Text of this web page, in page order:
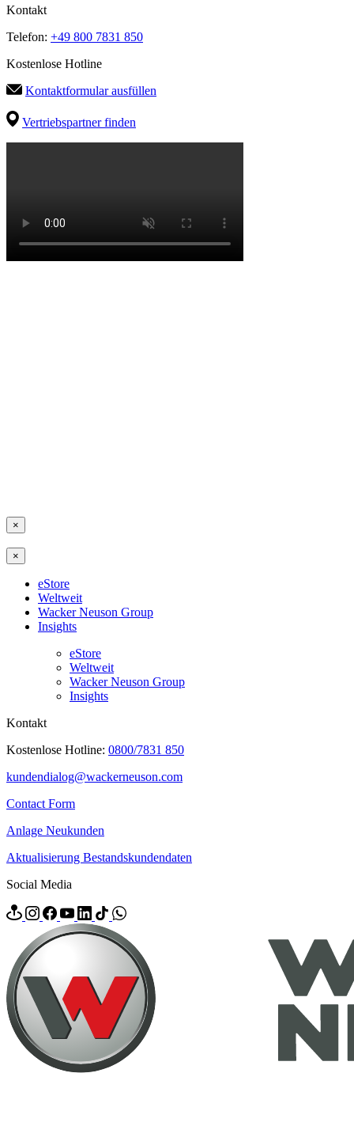
Kontakt
Telefon: +49 800 7831 850
Kostenlose Hotline
Kontaktformular ausfüllen
Vertriebspartner finden
×
×
eStore
Weltweit
Wacker Neuson Group
Insights
eStore
Weltweit
Wacker Neuson Group
Insights
Kontakt
Kostenlose Hotline: 0800/7831 850
kundendialog@wackerneuson.com
Contact Form
Anlage Neukunden
Aktualisierung Bestandskundendaten
Social Media